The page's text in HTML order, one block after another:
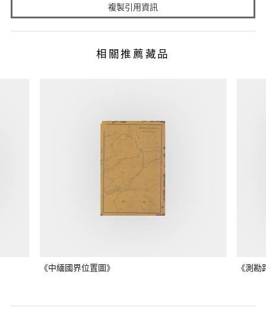
複製引用資訊
相關推薦藏品
《中緬國界位置圖》 《測